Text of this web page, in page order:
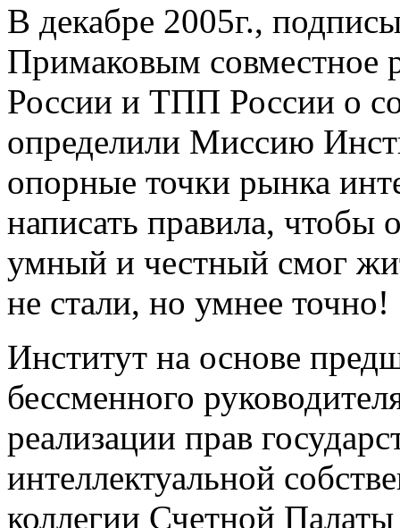
В декабре 2005г.,
Примаковым совместное
России и ТПП России о
определили Миссию
опорные точки рынка
написать правила,
умный и честный смог
не стали, но умнее точно!
Институт на основе
бессменного
реализации прав
интеллектуальной
коллегии Счетной